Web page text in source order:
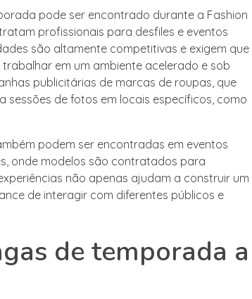
pode ser encontrado durante a Fashion
profissionais para desfiles e eventos
são altamente competitivas e exigem que
em um ambiente acelerado e sob
publicitárias de marcas de roupas, que
de fotos em locais específicos, como
podem ser encontradas em eventos
onde modelos são contratados para
não apenas ajudam a construir um
de interagir com diferentes públicos e
de temporada a